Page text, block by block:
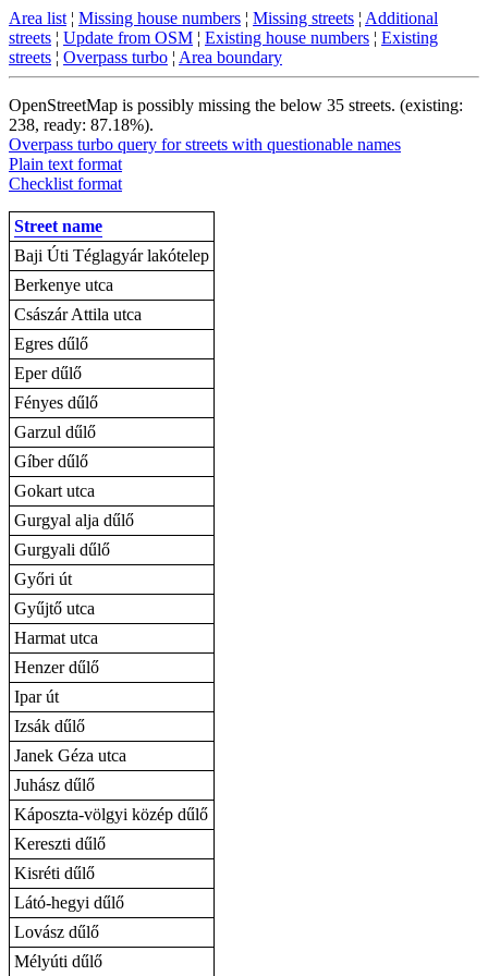
Area list ¦ Missing house numbers ¦ Missing streets ¦ Additional
streets ¦ Update from OSM ¦ Existing house numbers ¦ Existing
streets ¦ Overpass turbo ¦ Area boundary
OpenStreetMap is possibly missing the below 35 streets. (existing:
238, ready: 87.18%).
Overpass turbo query for streets with questionable names
Plain text format
Checklist format
Street name
Baji Úti Téglagyár lakótelep
Berkenye utca
Császár Attila utca
Egres dűlő
Eper dűlő
Fényes dűlő
Garzul dűlő
Gíber dűlő
Gokart utca
Gurgyal alja dűlő
Gurgyali dűlő
Győri út
Gyűjtő utca
Harmat utca
Henzer dűlő
Ipar út
Izsák dűlő
Janek Géza utca
Juhász dűlő
Káposzta-völgyi közép dűlő
Kereszti dűlő
Kisréti dűlő
Látó-hegyi dűlő
Lovász dűlő
Mélyúti dűlő